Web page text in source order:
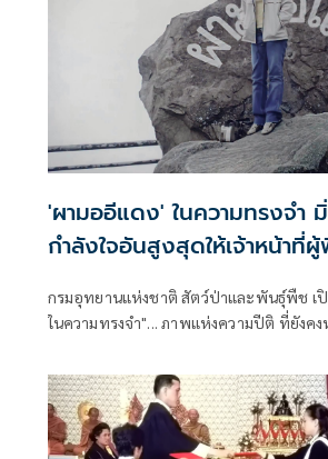
'ผามออีแดง' ในความทรงจำ
กำลังใจอันสูงสุดให้เจ้าหน้าที่
กรมอุทยานแห่งชาติ สัตว์ป่าและพันธุ์พืช เ
ในความทรงจำ"... ภาพแห่งความปีติ ที่ยังคง